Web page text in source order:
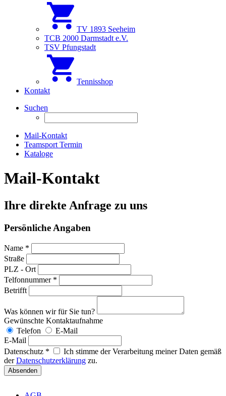
TV 1893 Seeheim
TCB 2000 Darmstadt e.V.
TSV Pfungstadt
Tennisshop
Kontakt
Suchen
Mail-Kontakt
Teamsport Termin
Kataloge
Mail-Kontakt
Ihre direkte Anfrage zu uns
Persönliche Angaben
Name *
Straße
PLZ - Ort
Telfonnummer *
Betrifft
Was können wir für Sie tun?
Gewünschte Kontaktaufnahme
Telefon
E-Mail
E-Mail
Datenschutz *
Ich stimme der Verarbeitung meiner Daten gemäß
derDatenschutzerklärung zu.